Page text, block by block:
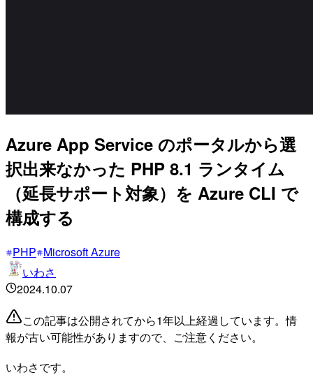
Azure App Service のポータルから選
択出来なかった PHP 8.1 ランタイム
（延長サポート対象）を Azure CLI で
構成する
PHP Microsoft Azure
いわさ
2024.10.07
この記事は公開されてから1年以上経過しています。情
報が古い可能性がありますので、ご注意ください。
いわさです。